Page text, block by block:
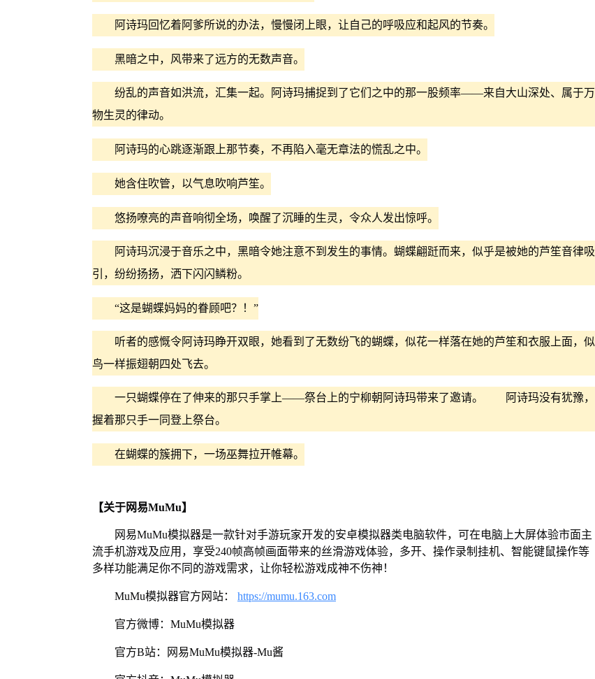
阿诗玛回忆着阿爹所说的办法，慢慢闭上眼，让自己的呼吸应和起风的节奏。
黑暗之中，风带来了远方的无数声音。
纷乱的声音如洪流，汇集一起。阿诗玛捕捉到了它们之中的那一股频率——来自大山深处、属于万
物生灵的律动。
阿诗玛的心跳逐渐跟上那节奏，不再陷入毫无章法的慌乱之中。
她含住吹管，以气息吹响芦笙。
悠扬嘹亮的声音响彻全场，唤醒了沉睡的生灵，令众人发出惊呼。
阿诗玛沉浸于音乐之中，黑暗令她注意不到发生的事情。蝴蝶翩跹而来，似乎是被她的芦笙音律吸
引，纷纷扬扬，洒下闪闪鳞粉。
“这是蝴蝶妈妈的眷顾吧？！”
听者的感慨令阿诗玛睁开双眼，她看到了无数纷飞的蝴蝶，似花一样落在她的芦笙和衣服上面，似
鸟一样振翅朝四处飞去。
一只蝴蝶停在了伸来的那只手掌上——祭台上的宁柳朝阿诗玛带来了邀请。 阿诗玛没有犹豫，
握着那只手一同登上祭台。
在蝴蝶的簇拥下，一场巫舞拉开帷幕。
【关于网易MuMu】
网易MuMu模拟器是一款针对手游玩家开发的安卓模拟器类电脑软件，可在电脑上大屏体验市面主
流手机游戏及应用，享受240帧高帧画面带来的丝滑游戏体验，多开、操作录制挂机、智能键鼠操作等
多样功能满足你不同的游戏需求，让你轻松游戏成神不伤神！
MuMu模拟器官方网站： https://mumu.163.com
官方微博：MuMu模拟器
官方B站：网易MuMu模拟器-Mu酱